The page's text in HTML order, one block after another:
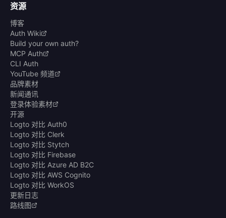
资源
博客
Auth Wiki
Build your own auth?
MCP Auth
CLI Auth
YouTube 频道
品牌素材
新闻通讯
登录体验素材
开源
Logto 对比 Auth0
Logto 对比 Clerk
Logto 对比 Stytch
Logto 对比 Firebase
Logto 对比 Azure AD B2C
Logto 对比 AWS Cognito
Logto 对比 WorkOS
更新日志
路线图